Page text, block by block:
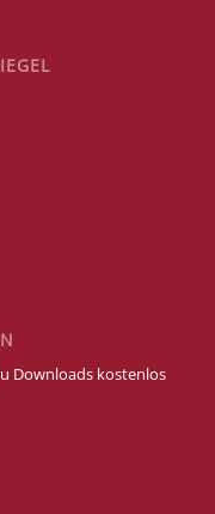
Downloads kostenlos